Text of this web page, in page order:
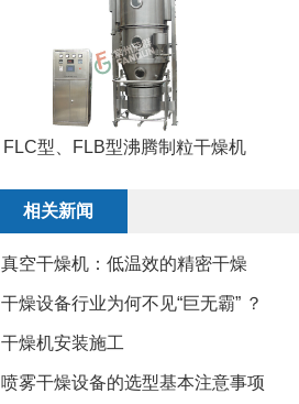
FLC型、FLB型沸腾制粒干燥机
相关新闻
真空干燥机：低温效的精密干燥
干燥设备行业为何不见“巨无霸” ？
干燥机安装施工
喷雾干燥设备的选型基本注意事项